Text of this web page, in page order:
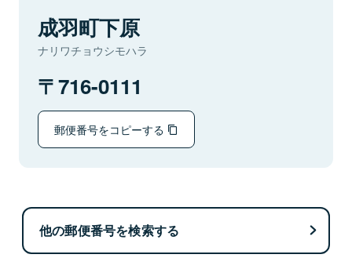
成羽町下原
ナリワチョウシモハラ
716-0111
郵便番号をコピーする
他の郵便番号を検索する